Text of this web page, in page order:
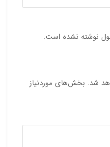
نوشته نشده است.
شد. بخش‌های موردنیاز